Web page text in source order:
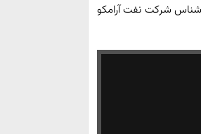
شرکت نفت آرامکو